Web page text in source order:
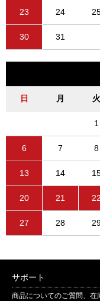
23 24
30 31
日 月 火
1
6 7 8
13 14
20 21 22
27 28
サポート
商品についてのご質問、在